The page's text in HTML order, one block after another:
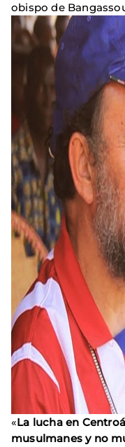
obispo de
«La lucha en
musulmanes y no